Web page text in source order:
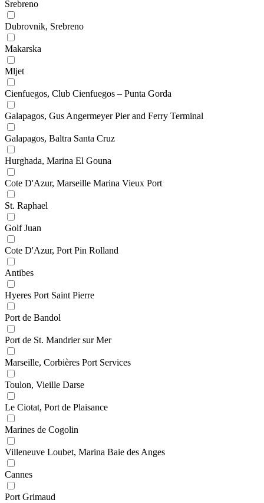
Srebreno
Dubrovnik, Srebreno
Makarska
Mljet
Cienfuegos, Club Cienfuegos – Punta Gorda
Galapagos, Gus Angermeyer Pier and Ferry Terminal
Galapagos, Baltra Santa Cruz
Hurghada, Marina El Gouna
Cote D'Azur, Marseille Marina Vieux Port
St. Raphael
Golf Juan
Cote D'Azur, Port Pin Rolland
Antibes
Hyeres Port Saint Pierre
Port de Bandol
Port de St. Mandrier sur Mer
Marseille, Corbières Port Services
Toulon, Vieille Darse
Le Ciotat, Port de Plaisance
Marines de Cogolin
Villeneuve Loubet, Marina Baie des Anges
Cannes
Port Grimaud